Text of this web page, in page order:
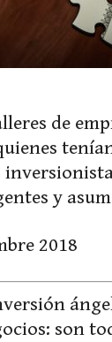
de
y
2018
son